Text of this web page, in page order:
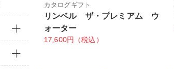
カタログギフト
リンベル ザ・プレミアム ウ
ォーター
17,600円（税込）